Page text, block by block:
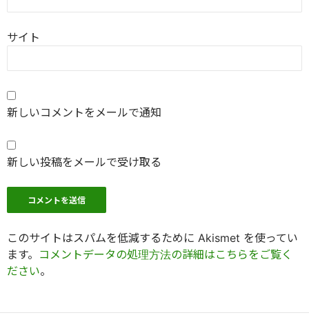
サイト
新しいコメントをメールで通知
新しい投稿をメールで受け取る
このサイトはスパムを低減するために Akismet を使ってい
ます。 コメントデータの処理方法の詳細はこちらをご覧く
ださい。